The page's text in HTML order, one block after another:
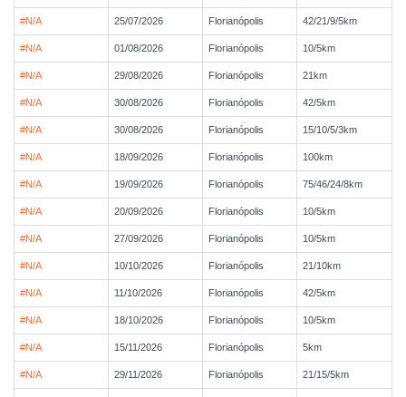
#N/A 25/07/2026 Florianópolis 42/21/9/5km
#N/A 01/08/2026 Florianópolis 10/5km
#N/A 29/08/2026 Florianópolis 21km
#N/A 30/08/2026 Florianópolis 42/5km
#N/A 30/08/2026 Florianópolis 15/10/5/3km
#N/A 18/09/2026 Florianópolis 100km
#N/A 19/09/2026 Florianópolis 75/46/24/8km
#N/A 20/09/2026 Florianópolis 10/5km
#N/A 27/09/2026 Florianópolis 10/5km
#N/A 10/10/2026 Florianópolis 21/10km
#N/A 11/10/2026 Florianópolis 42/5km
#N/A 18/10/2026 Florianópolis 10/5km
#N/A 15/11/2026 Florianópolis 5km
#N/A 29/11/2026 Florianópolis 21/15/5km